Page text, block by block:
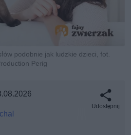
podobnie jak ludzkie dzieci, fot.
Perig
Udostępnij